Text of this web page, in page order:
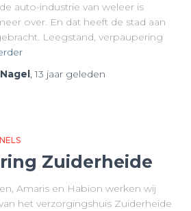
auto-industrie van weleer is
over. En dat heeft de stad aan
Leegstand, verpaupering
,13 jaar geleden
Zuiderheide
Amaris en Habion werken wij
het verzorgingshuis Zuiderheide